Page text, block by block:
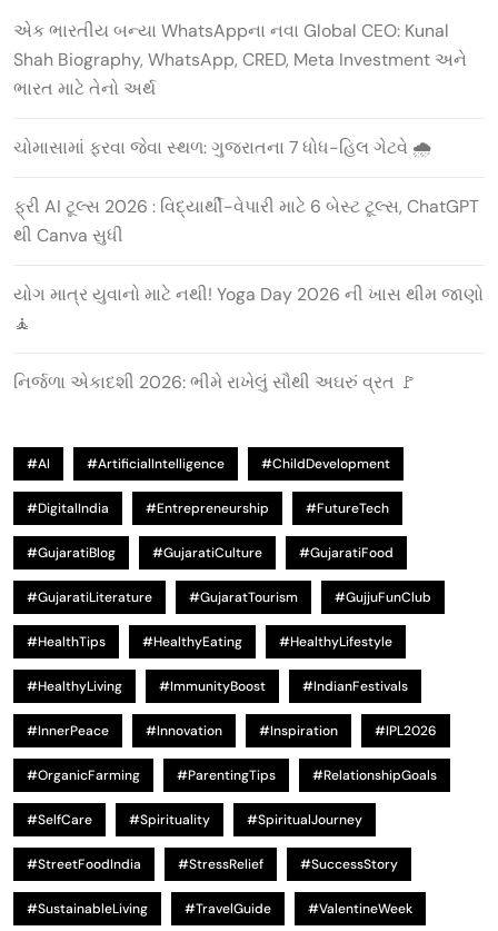
એક ભારતીય બન્યા WhatsAppના નવા Global CEO: Kunal
Shah Biography, WhatsApp, CRED, Meta Investment અને
ભારત માટે તેનો અર્થ
ચોમાસામાં ફરવા જેવા સ્થળ: ગુજરાતના 7 ધોધ-હિલ ગેટવે 🌧️
ફ્રી AI ટૂલ્સ 2026 : વિદ્યાર્થી-વેપારી માટે 6 બેસ્ટ ટૂલ્સ, ChatGPT
થી Canva સુધી
યોગ માત્ર યુવાનો માટે નથી! Yoga Day 2026 ની ખાસ થીમ જાણો
🧘
નિર્જળા એકાદશી 2026: ભીમે રાખેલું સૌથી અઘરું વ્રત 🚩
#AI #ArtificialIntelligence #ChildDevelopment
#DigitalIndia #Entrepreneurship #FutureTech
#GujaratiBlog #GujaratiCulture #GujaratiFood
#GujaratiLiterature #GujaratTourism #GujjuFunClub
#HealthTips #HealthyEating #HealthyLifestyle
#HealthyLiving #ImmunityBoost #IndianFestivals
#InnerPeace #Innovation #Inspiration #IPL2026
#OrganicFarming #ParentingTips #RelationshipGoals
#SelfCare #Spirituality #SpiritualJourney
#StreetFoodIndia #StressRelief #SuccessStory
#SustainableLiving #TravelGuide #ValentineWeek